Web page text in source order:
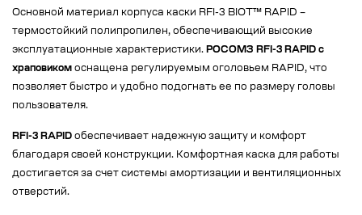
Основной материал корпуса каски RFI-3 BIOT™ RAPID –
термостойкий полипропилен, обеспечивающий высокие
эксплуатационные характеристики. РОСОМЗ RFI-3 RAPID с
храповиком оснащена регулируемым оголовьем RAPID, что
позволяет быстро и удобно подогнать ее по размеру головы
пользователя.
RFI-3 RAPID обеспечивает надежную защиту и комфорт
благодаря своей конструкции. Комфортная каска для работы
достигается за счет системы амортизации и вентиляционных
отверстий.